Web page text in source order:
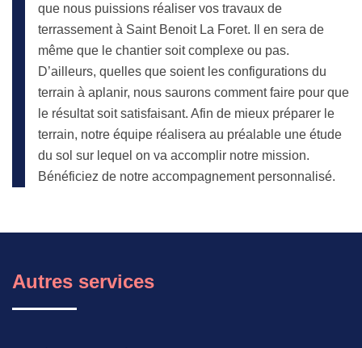
que nous puissions réaliser vos travaux de
terrassement à Saint Benoit La Foret. Il en sera de
même que le chantier soit complexe ou pas.
D’ailleurs, quelles que soient les configurations du
terrain à aplanir, nous saurons comment faire pour que
le résultat soit satisfaisant. Afin de mieux préparer le
terrain, notre équipe réalisera au préalable une étude
du sol sur lequel on va accomplir notre mission.
Bénéficiez de notre accompagnement personnalisé.
Autres services